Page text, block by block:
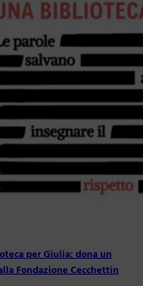
per Giulia: dona un
Fondazione Cecchettin